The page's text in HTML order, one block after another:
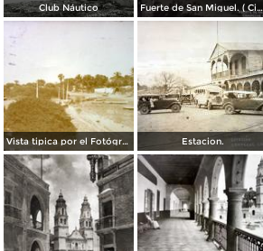
Club Náutico Fuerte de San Miguel. ( Circulada el 30 de Junio de 1947 ).
Vista tipica por el Fotógrafo Hugo Brehme. Estacion.